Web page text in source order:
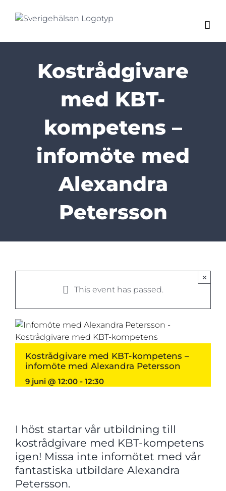
Kostrådgivare
med KBT-
kompetens –
infomöte med
Alexandra
Petersson
This event has passed.
×
Kostrådgivare med KBT-kompetens –
infomöte med Alexandra Petersson
9 juni @ 12:00 - 12:30
I höst startar vår utbildning till
kostrådgivare med KBT-kompetens
igen! Missa inte infomötet med vår
fantastiska utbildare Alexandra
Petersson.